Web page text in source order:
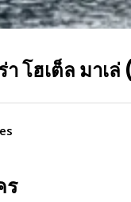
า โฮเต็ล มา
ร